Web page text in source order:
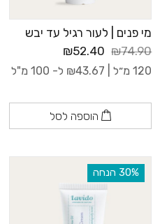
מי פנים | לעור רגיל עד יבש
₪74.90
₪52.40
120 מ״ל | ₪43.67 ל- 100 מ"ל
הוספה לסל
‫30% הנחה